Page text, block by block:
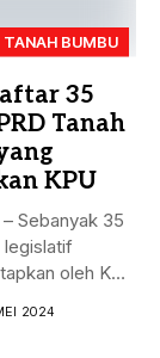
TANAH BUMBU
35
Tanah
KPU
Sebanyak 35
legislatif
oleh KPU
2024